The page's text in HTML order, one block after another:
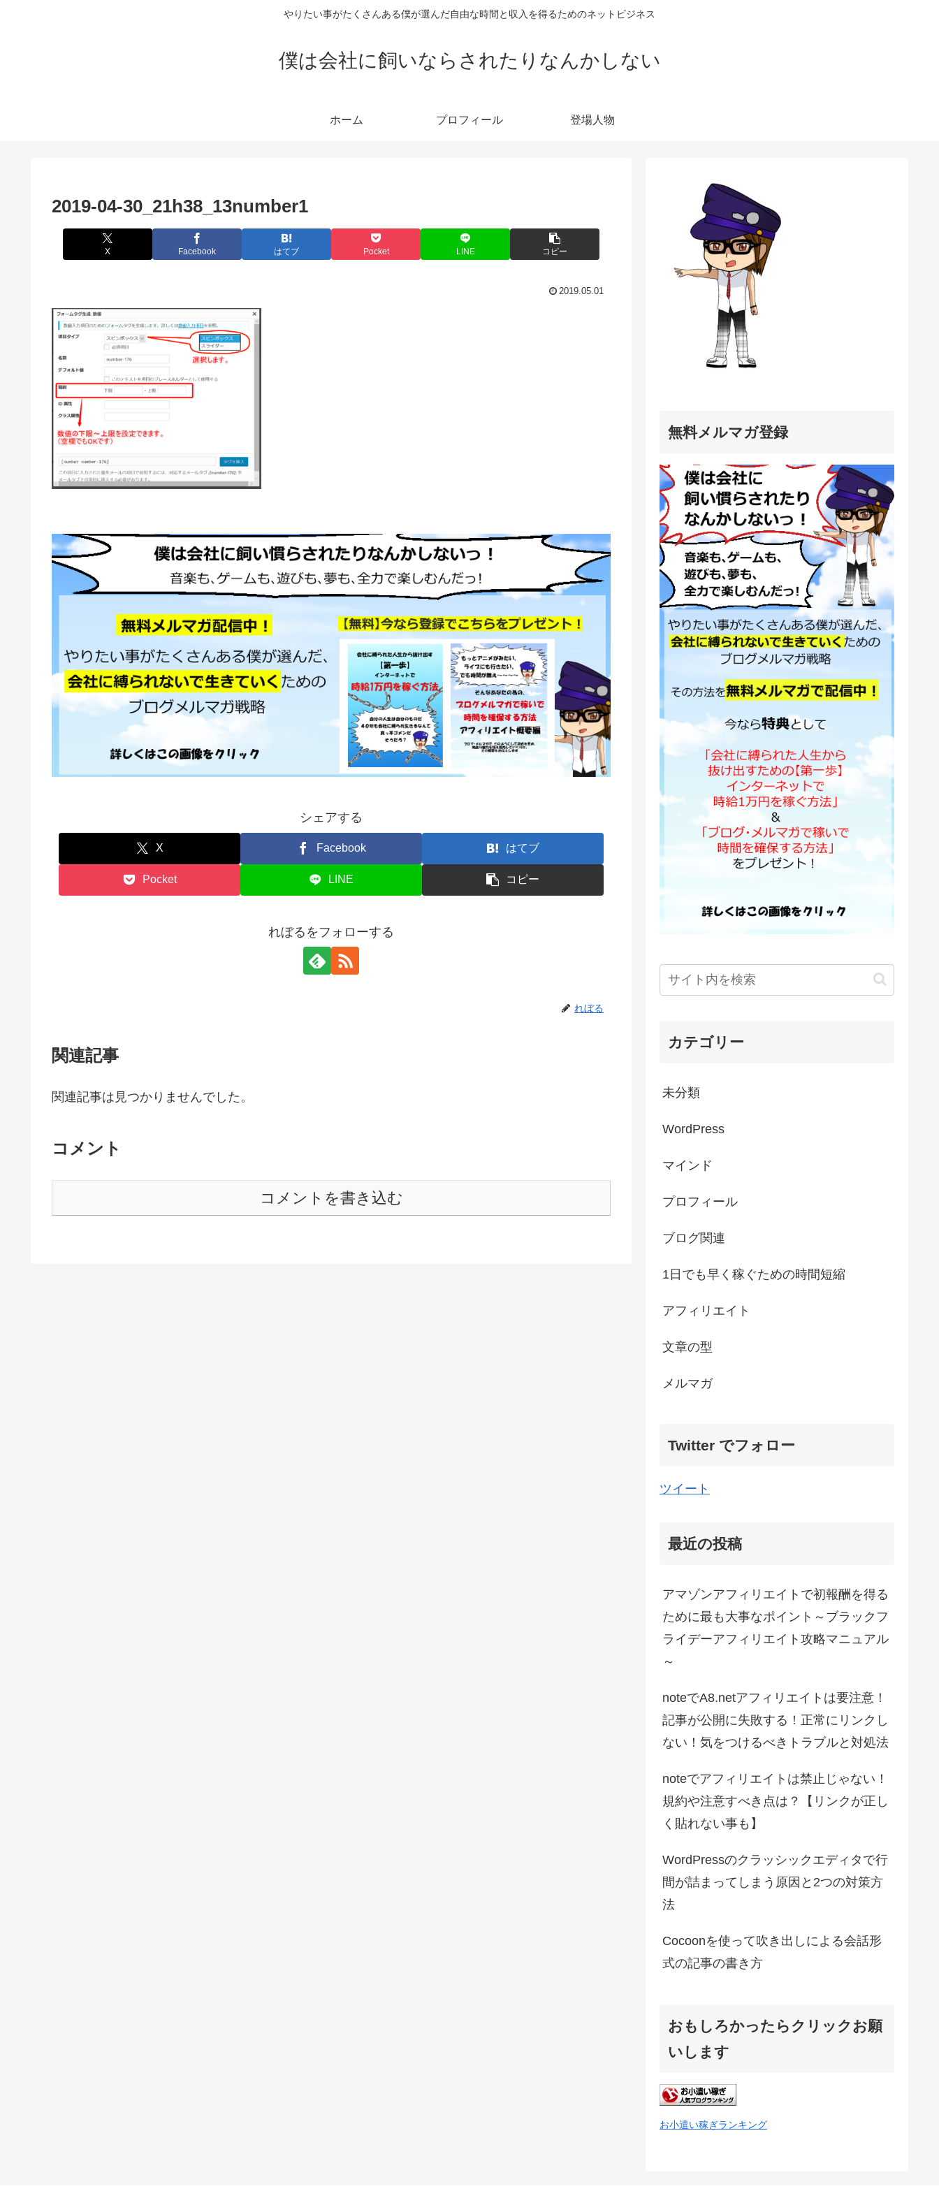
やりたい事がたくさんある僕が選んだ自由な時間と収入を得るためのネットビジネス
僕は会社に飼いならされたりなんかしない
ホーム プロフィール 登場人物
2019-04-30_21h38_13number1
X Facebook はてブ Pocket LINE コピー
2019.05.01
シェアする
X Facebook はてブ
Pocket LINE コピー
れぼるをフォローする
れぼる
関連記事
関連記事は見つかりませんでした。
コメント
コメントを書き込む
無料メルマガ登録
カテゴリー
未分類
WordPress
マインド
プロフィール
ブログ関連
1日でも早く稼ぐための時間短縮
アフィリエイト
文章の型
メルマガ
Twitter でフォロー
ツイート
最近の投稿
アマゾンアフィリエイトで初報酬を得る
ために最も大事なポイント～ブラックフ
ライデーアフィリエイト攻略マニュアル
～
noteでA8.netアフィリエイトは要注意！
記事が公開に失敗する！正常にリンクし
ない！気をつけるべきトラブルと対処法
noteでアフィリエイトは禁止じゃない！
規約や注意すべき点は？【リンクが正し
く貼れない事も】
WordPressのクラッシックエディタで行
間が詰まってしまう原因と2つの対策方
法
Cocoonを使って吹き出しによる会話形
式の記事の書き方
おもしろかったらクリックお願
いします
お小遣い稼ぎランキング